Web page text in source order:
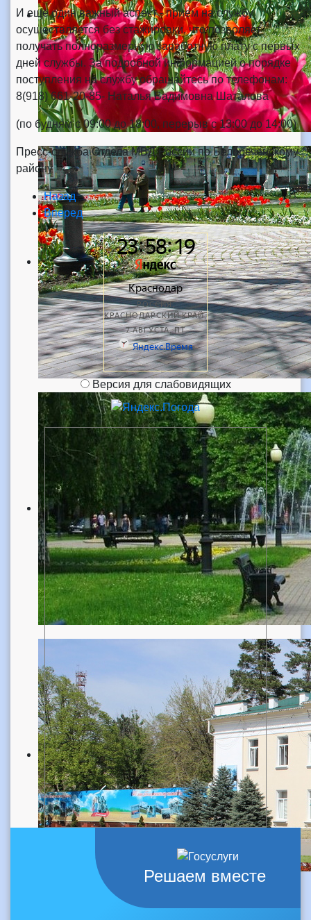
И ещё один важный аспект - прием на службу
осуществляется без стажировки, что позволяет
получать полноразмерную заработную плату с первых
дней службы. За подробной информацией о порядке
поступления на службу обращайтесь по телефонам:
8(918) 661-20-85- Наталья Вадимовна Шаталова
(по будням с 09:00 до 18:00, перерыв с 13:00 до 14:00)
Пресс-служба Отдела МВД России по Белореченскому
району
Назад
Вперед
Версия для слабовидящих
Решаем вместе